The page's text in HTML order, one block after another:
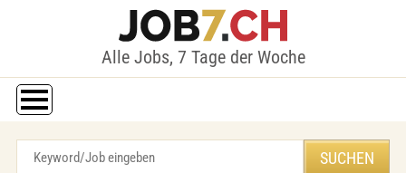
Alle Jobs, 7 Tage der Woche